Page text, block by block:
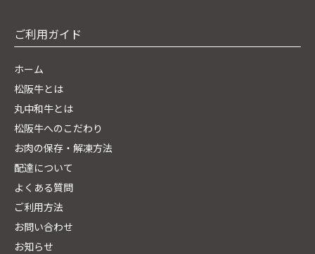
ご利用ガイド
ホーム
松阪牛とは
丸中和牛とは
松阪牛へのこだわり
お肉の保存・解凍方法
配達について
よくある質問
ご利用方法
お問い合わせ
お知らせ